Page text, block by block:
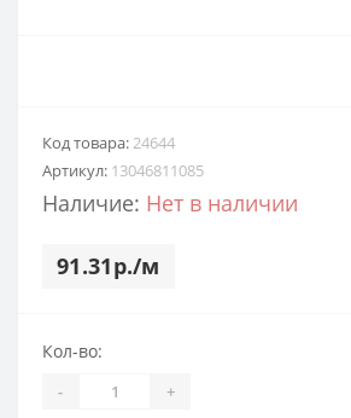
Код товара:24644
Артикул: 13046811085
Наличие: Нет в наличии
91.31р./м
Кол-во:
- +